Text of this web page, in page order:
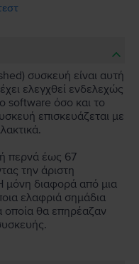
συσκευή είναι αυτή
ελεγχθεί ενδελεχώς
software όσο και το
επισκευάζεται με
περνά έως 67
την άριστη
μόνη διαφορά από μια
ελαφριά σημάδια
θα επηρέαζαν